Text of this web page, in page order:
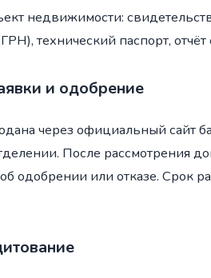
недвижимости:
технический паспорт,
и одобрение
через официальный сайт
После рассмотрения
одобрении или отказе. Срок